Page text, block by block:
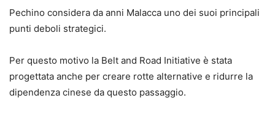
Pechino considera da anni Malacca uno dei suoi principali
punti deboli strategici.
Per questo motivo la Belt and Road Initiative è stata
progettata anche per creare rotte alternative e ridurre la
dipendenza cinese da questo passaggio.